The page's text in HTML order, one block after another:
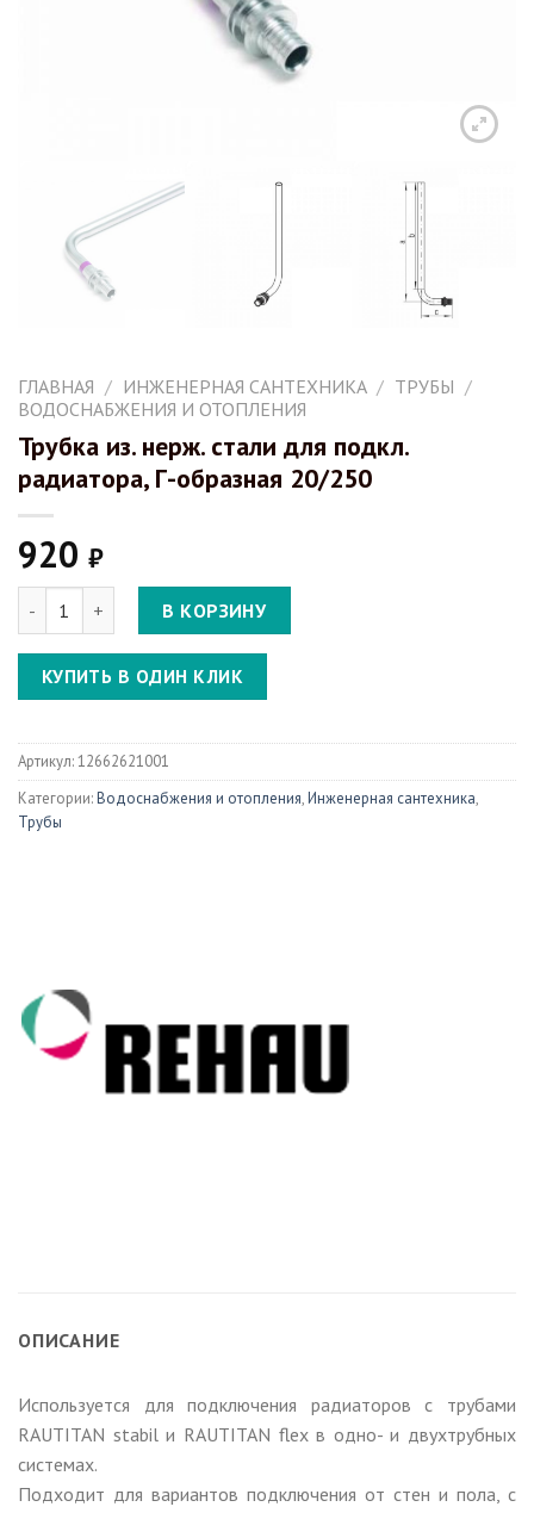
ГЛАВНАЯ / ИНЖЕНЕРНАЯ САНТЕХНИКА / ТРУБЫ /
ВОДОСНАБЖЕНИЯ И ОТОПЛЕНИЯ
Трубка из. нерж. стали для подкл.
радиатора, Г-образная 20/250
920 ₽
Количество Трубка из. нерж. стали для подкл. радиатора, Г-
В КОРЗИНУ
КУПИТЬ В ОДИН КЛИК
Артикул:12662621001
Категории:Водоснабжения и отопления,Инженерная сантехника,
Трубы
ОПИСАНИЕ
Используется для подключения радиаторов с трубами
RAUTITAN stabil и RAUTITAN flex в одно- и двухтрубных
системах.
Подходит для вариантов подключения от стен и пола, с